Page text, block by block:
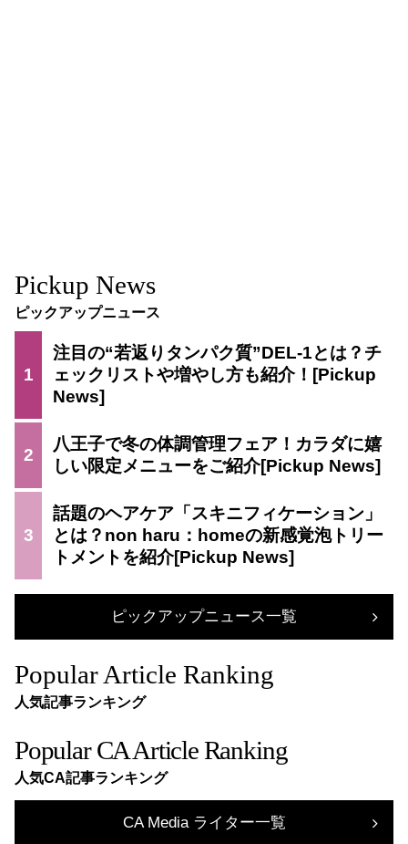
Pickup News
ピックアップニュース
1
注目の“若返りタンパク質”DEL-1とは？チ
ェックリストや増やし方も紹介！
2
八王子で冬の体調管理フェア！カラダに嬉
しい限定メニューをご紹介
3
話題のヘアケア「スキニフィケーション」
とは？non haru：homeの新感覚泡トリー
トメントを紹介
ピックアップニュース一覧
Popular Article Ranking
人気記事ランキング
Popular CA Article Ranking
人気CA記事ランキング
CA Media ライター一覧